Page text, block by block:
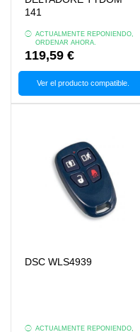
141
ACTUALMENTE REPONIENDO,
ORDENAR AHORA.
119,59 €
Ver el producto compatible.
DSC WLS4939
ACTUALMENTE REPONIENDO,